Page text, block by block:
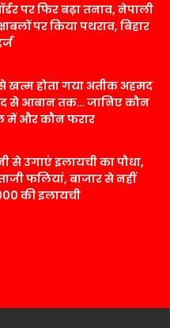
पर फिर बढ़ा तनाव, नेपाली
पर किया पथराव, बिहार
खत्म होता गया अतीक अहमद
से आबान तक… जानिए कौन
में और कौन फरार
उगाएं इलायची का पौधा,
फलियां, बाजार से नहीं
की इलायची